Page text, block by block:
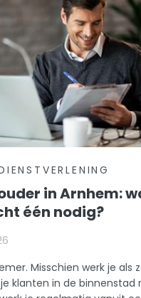
in Arnhem:
één nodig?
Misschien werk je als
klanten in de binnenstad